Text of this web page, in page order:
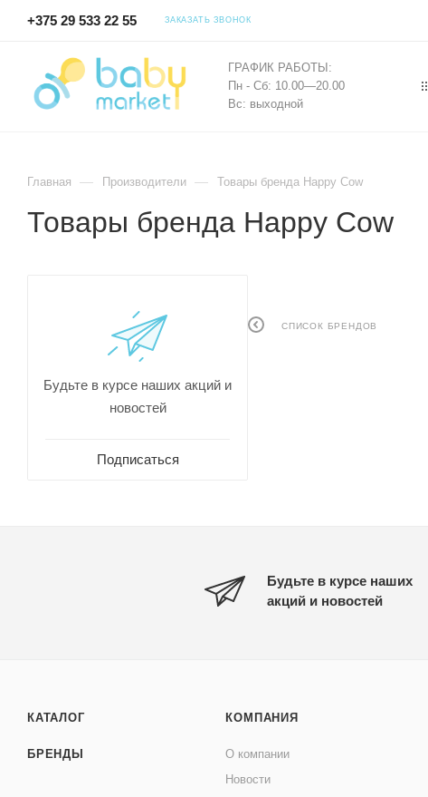
+375 29 533 22 55 ЗАКАЗАТЬ ЗВОНОК
ГРАФИК РАБОТЫ:
Пн - Сб: 10.00—20.00
Вс: выходной
Главная — Производители — Товары бренда Happy Cow
Товары бренда Happy Cow
СПИСОК БРЕНДОВ
Будьте в курсе наших акций и
новостей
Подписаться
Будьте в курсе наших
акций и новостей
КАТАЛОГ
БРЕНДЫ
КОМПАНИЯ
О компании
Новости